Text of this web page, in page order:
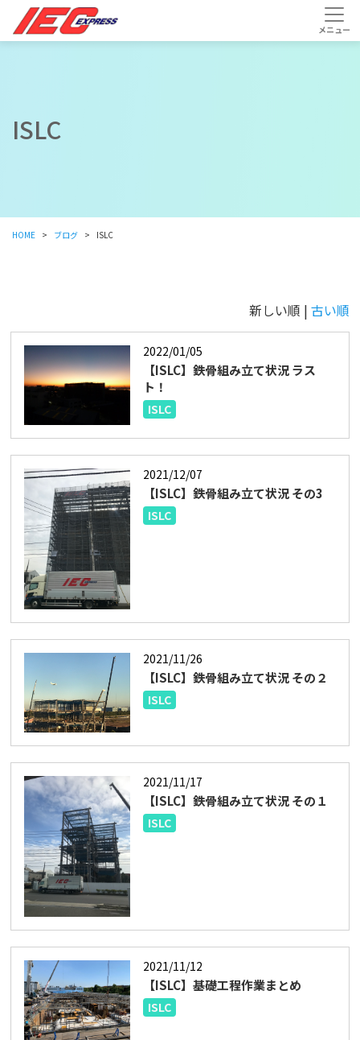
ISLC
HOME ブログ ISLC
新しい順 | 古い順
2022/01/05
【ISLC】鉄骨組み立て状況 ラス
ト！
ISLC
2021/12/07
【ISLC】鉄骨組み立て状況 その3
ISLC
2021/11/26
【ISLC】鉄骨組み立て状況 その２
ISLC
2021/11/17
【ISLC】鉄骨組み立て状況 その１
ISLC
2021/11/12
【ISLC】基礎工程作業まとめ
ISLC